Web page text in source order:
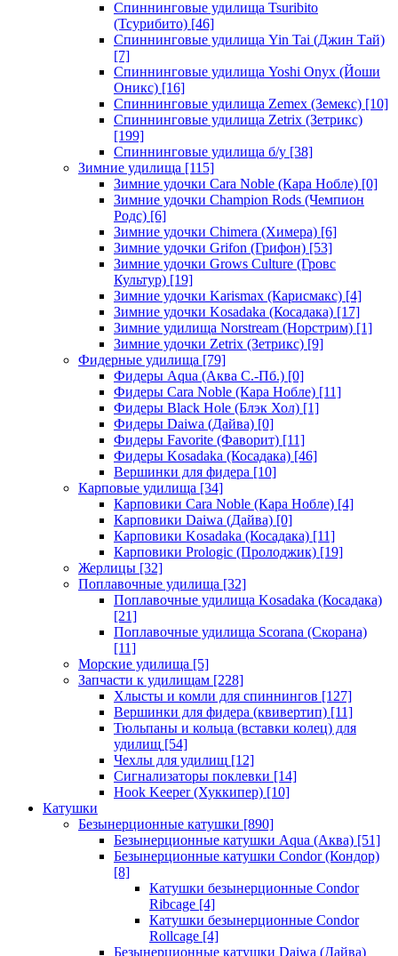
Спиннинговые удилища Tsuribito
(Тсурибито) [46]
Спиннинговые удилища Yin Tai (Джин Тай)
[7]
Спиннинговые удилища Yoshi Onyx (Йоши
Оникс) [16]
Спиннинговые удилища Zemex (Земекс) [10]
Спиннинговые удилища Zetrix (Зетрикс)
[199]
Спиннинговые удилища б/у [38]
Зимние удилища [115]
Зимние удочки Cara Noble (Кара Нобле) [0]
Зимние удочки Champion Rods (Чемпион
Родс) [6]
Зимние удочки Chimera (Химера) [6]
Зимние удочки Grifon (Грифон) [53]
Зимние удочки Grows Culture (Гровс
Культур) [19]
Зимние удочки Karismax (Карисмакс) [4]
Зимние удочки Kosadaka (Косадака) [17]
Зимние удилища Norstream (Норстрим) [1]
Зимние удочки Zetrix (Зетрикс) [9]
Фидерные удилища [79]
Фидеры Aqua (Аква С.-Пб.) [0]
Фидеры Cara Noble (Кара Нобле) [11]
Фидеры Black Hole (Блэк Хол) [1]
Фидеры Daiwa (Дайва) [0]
Фидеры Favorite (Фаворит) [11]
Фидеры Kosadaka (Косадака) [46]
Вершинки для фидера [10]
Карповые удилища [34]
Карповики Cara Noble (Кара Нобле) [4]
Карповики Daiwa (Дайва) [0]
Карповики Kosadaka (Косадака) [11]
Карповики Prologic (Пролоджик) [19]
Жерлицы [32]
Поплавочные удилища [32]
Поплавочные удилища Kosadaka (Косадака)
[21]
Поплавочные удилища Scorana (Скорана)
[11]
Морские удилища [5]
Запчасти к удилищам [228]
Хлысты и комли для спиннингов [127]
Вершинки для фидера (квивертип) [11]
Тюльпаны и кольца (вставки колец) для
удилищ [54]
Чехлы для удилищ [12]
Сигнализаторы поклевки [14]
Hook Keeper (Хуккипер) [10]
Катушки
Безынерционные катушки [890]
Безынерционные катушки Aqua (Аква) [51]
Безынерционные катушки Condor (Кондор)
[8]
Катушки безынерционные Condor
Ribcage [4]
Катушки безынерционные Condor
Rollcage [4]
Безынерционные катушки Daiwa (Дайва)